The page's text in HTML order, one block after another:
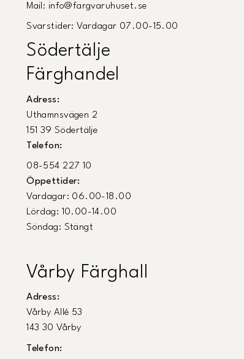
Mail: info@fargvaruhuset.se
Svarstider: Vardagar 07.00-15.00
Södertälje
Färghandel
Adress:
Uthamnsvägen 2
151 39 Södertälje
Telefon:
08-554 227 10
Öppettider:
Vardagar: 06.00-18.00
Lördag: 10.00-14.00
Söndag: Stängt
Vårby Färghall
Adress:
Vårby Allé 53
143 30 Vårby
Telefon: